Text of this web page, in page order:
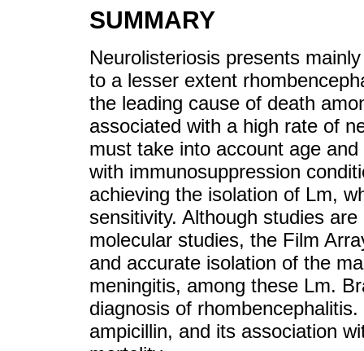
SUMMARY
Neurolisteriosis presents
to a lesser extent
the leading cause of death
associated with a high rate of
must take into account age
with immunosuppression
achieving the isolation of Lm,
sensitivity. Although studies
molecular studies, the Film
and accurate isolation of the
meningitis, among these Lm.
diagnosis of
ampicillin, and its association